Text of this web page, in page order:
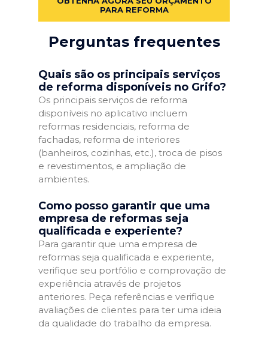
PARA REFORMA
Perguntas frequentes
Quais são os principais serviços
de reforma disponíveis no Grifo?
Os principais serviços de reforma
disponíveis no aplicativo incluem
reformas residenciais, reforma de
fachadas, reforma de interiores
(banheiros, cozinhas, etc.), troca de pisos
e revestimentos, e ampliação de
ambientes.
Como posso garantir que uma
empresa de reformas seja
qualificada e experiente?
Para garantir que uma empresa de
reformas seja qualificada e experiente,
verifique seu portfólio e comprovação de
experiência através de projetos
anteriores. Peça referências e verifique
avaliações de clientes para ter uma ideia
da qualidade do trabalho da empresa.